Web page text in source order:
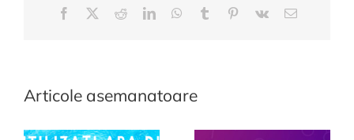
prin
Saligny”,
Facebook
TwitterRedditLinkedInWhatsApp
Tumblr Pinterest
Vk
E-
Articole asemanatoare